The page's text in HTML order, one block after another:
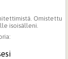
Omistettu
isoisälleni.